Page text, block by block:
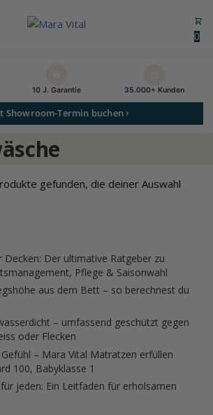
0
10 J. Garantie 35.000+ Kunden
Showroom-Termin buchen ›
gefunden, die deiner Auswahl
Der ultimative Ratgeber zu
Pflege & Saisonwahl
aus dem Bett – so berechnest du
– umfassend geschützt gegen
oder Flecken
– Mara Vital Matratzen erfüllen
100, Babyklasse 1
jeden: Ein Leitfaden für erholsamen